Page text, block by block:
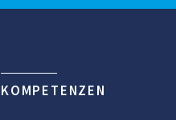
KOMPETENZEN